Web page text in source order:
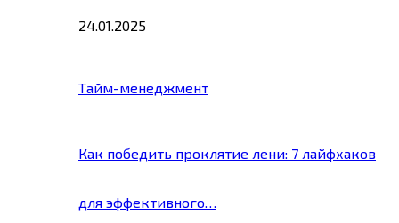
24.01.2025
Тайм-менеджмент
Как победить проклятие лени: 7 лайфхаков
для эффективного…